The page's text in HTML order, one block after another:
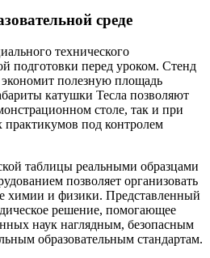
среде
технического
подготовки перед уроком. Стенд
экономит полезную площадь
катушки Тесла позволяют
столе, так и при
под контролем
таблицы реальными образцами
позволяет организовать
химии и физики. Представленный
решение, помогающее
наук наглядным, безопасным
образовательным стандартам.